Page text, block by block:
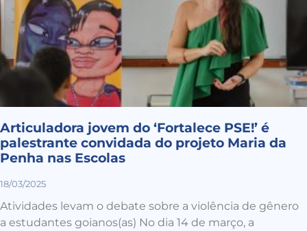
Articuladora jovem do ‘Fortalece PSE!’ é
palestrante convidada do projeto Maria da
Penha nas Escolas
18/03/2025
Atividades levam o debate sobre a violência de gênero
a estudantes goianos(as) No dia 14 de março, a